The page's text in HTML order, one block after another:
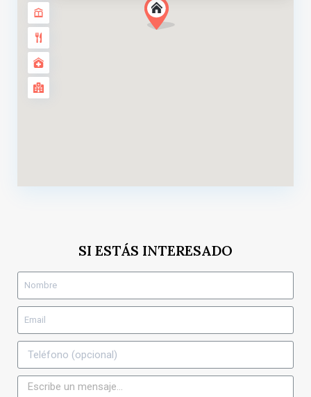
SI ESTÁS INTERESADO